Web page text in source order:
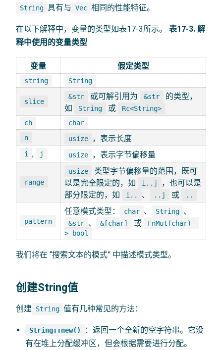
String 具有与 Vec 相同的性能特征。
在以下解释中，变量的类型如表17-3所示。 表17-3. 解
释中使用的变量类型
变量 假定类型
string String
slice
&str 或可解引用为 &str
的类型，
如
String 或
Rc<String>
ch
char
n
usize ，表示长度
i , j usize ，表示字节偏移量
range
usize
类型字节偏移量的范围，既可
以是完全限定的，如
i..j
，也可以是
部分限定的，如
i.. 、 ..j 或 ..
pattern
任意模式类型： char 、 String 、
&str 、 &[char] 或
FnMut(char) -
> bool
我们将在 “搜索文本的模式” 中描述模式类型。
创建String值
创建 String 值有几种常见的方法：
String::new()
：返回一个全新的空字符串。它没
有在堆上分配缓冲区，但会根据需要进行分配。